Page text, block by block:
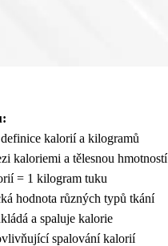
kalorií a kilogramů
kaloriemi a tělesnou hmotností
= 1 kilogram tuku
hodnota různých typů tkání
a spaluje kalorie
spalování kalorií